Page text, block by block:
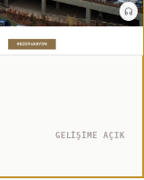
GELİŞİME AÇIK